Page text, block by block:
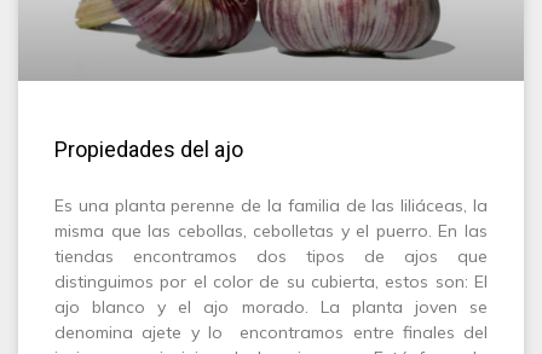
Propiedades del ajo
Es una planta perenne de la familia de las liliáceas, la
misma que las cebollas, cebolletas y el puerro. En las
tiendas encontramos dos tipos de ajos que
distinguimos por el color de su cubierta, estos son: El
ajo blanco y el ajo morado. La planta joven se
denomina ajete y lo encontramos entre finales del